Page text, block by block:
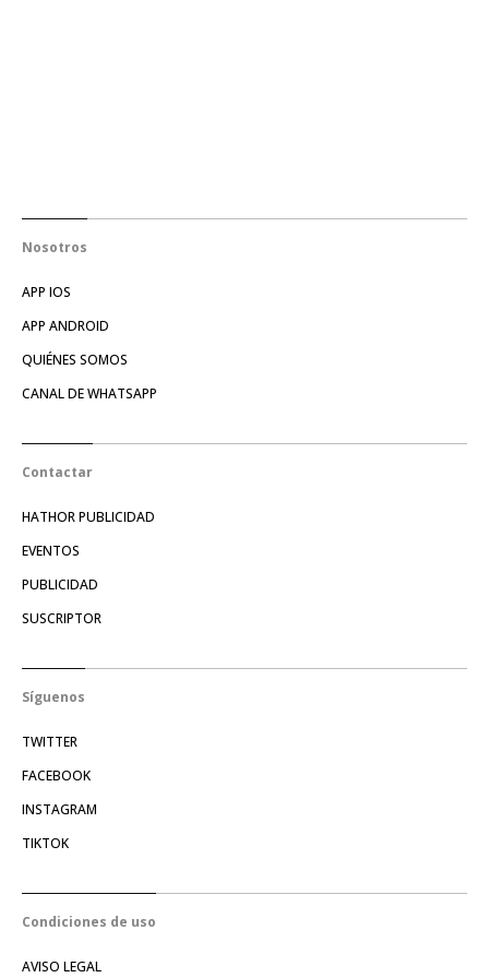
Nosotros
APP IOS
APP ANDROID
QUIÉNES SOMOS
CANAL DE WHATSAPP
Contactar
HATHOR PUBLICIDAD
EVENTOS
PUBLICIDAD
SUSCRIPTOR
Síguenos
TWITTER
FACEBOOK
INSTAGRAM
TIKTOK
Condiciones de uso
AVISO LEGAL